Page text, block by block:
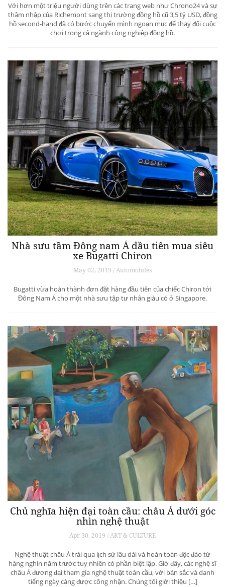
Với hơn một triệu người dùng trên các trang web như Chrono24 và sự
thâm nhập của Richemont sang thị trường đồng hồ cũ 3,5 tỷ USD, đồng
hồ second-hand đã có bước chuyển mình ngoạn mục để thay đổi cuộc
chơi trong cả ngành công nghiệp đồng hồ.
Nhà sưu tầm Đông nam Á đầu tiên mua siêu
xe Bugatti Chiron
May 02, 2019 / Automobiles
Bugatti vừa hoàn thành đơn đặt hàng đầu tiên của chiếc Chiron tới
Đông Nam Á cho một nhà sưu tập tư nhân giàu có ở Singapore.
Chủ nghĩa hiện đại toàn cầu: châu Á dưới góc
nhìn nghệ thuật
Apr 30, 2019 / ART & CULTURE
Nghệ thuật châu Á trải qua lịch sử lâu dài và hoàn toàn độc đáo từ
hàng nghìn năm trước tuy nhiên có phần biệt lập. Giờ đây, các nghệ sĩ
châu Á đương đại tham gia nghệ thuật toàn cầu, với bản sắc và danh
tiếng ngày càng được công nhận. Chúng tôi giới thiệu […]